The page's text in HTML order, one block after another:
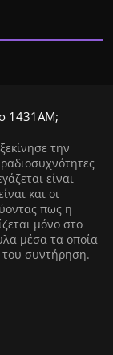
1431ΑΜ;
την
είναι
και οι
πως η
μόνο στο
μέσα τα οποία
του συντήρηση.